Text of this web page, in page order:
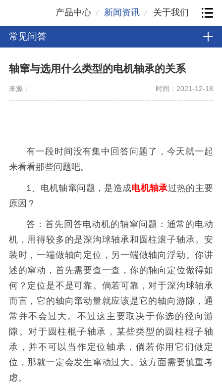
产品中心 新闻资讯 关于我们
常见问答
轴窜与选用什么类型的电机轴承的关系
来源： 时间：2021-12-18
有一段时间没有集中回答问题了，今天就一起
来看看那些问题吧。
1、电机轴窜问题，是造成电机轴承过热的主要
原因？
答：首先回答电动机的轴窜问题：通常的电动
机，用得较多的是深沟球轴承和圆柱滚子轴承。安
装时，一端做轴向定位，另一端做轴向浮动。你讲
述的窜动，首先需要查一查，你的轴向定位做得如
何？定位是不是可靠。倘若可靠，对于深沟球轴承
而言，它的轴向窜动量就应该是它的轴向游隙，通
常并不会过大。不过这主要取决于你选的径向游
隙。对于圆柱棍子轴承，某些类型的圆柱棍子轴
承，并不可以当作定位轴承，倘若你用它们做定
位，那就一定会发生窜动过大。这方面需要慎重考
虑。